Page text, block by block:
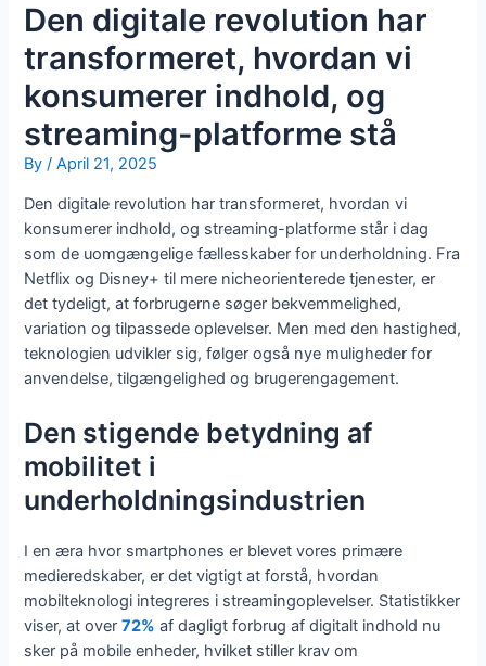
Den digitale revolution har
transformeret, hvordan vi
konsumerer indhold, og
streaming-platforme stå
By/April 21, 2025
Den digitale revolution har transformeret, hvordan vi
konsumerer indhold, og streaming-platforme står i dag
som de uomgængelige fællesskaber for underholdning. Fra
Netflix og Disney+ til mere nicheorienterede tjenester, er
det tydeligt, at forbrugerne søger bekvemmelighed,
variation og tilpassede oplevelser. Men med den hastighed,
teknologien udvikler sig, følger også nye muligheder for
anvendelse, tilgængelighed og brugerengagement.
Den stigende betydning af
mobilitet i
underholdningsindustrien
I en æra hvor smartphones er blevet vores primære
medieredskaber, er det vigtigt at forstå, hvordan
mobilteknologi integreres i streamingoplevelser. Statistikker
viser, at over72% af dagligt forbrug af digitalt indhold nu
sker på mobile enheder, hvilket stiller krav om